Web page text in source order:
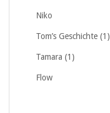
Niko
Tom’s Geschichte (1)
Tamara (1)
Flow